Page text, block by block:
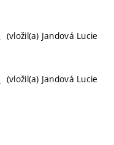
(vložil(a) Jandová Lucie
(vložil(a) Jandová Lucie